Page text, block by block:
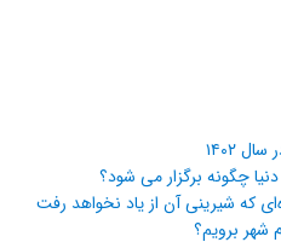
۱۴۰۲
چگونه برگزار می شود؟
که شیرینی آن از یاد نخواهد رفت
شهر برویم؟